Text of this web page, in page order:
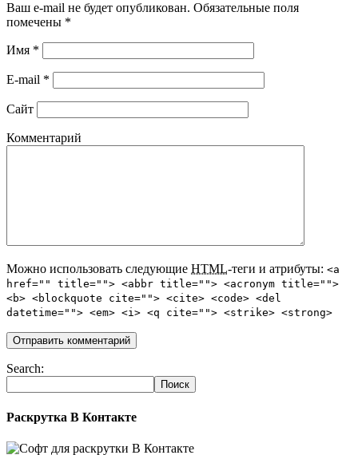
Ваш e-mail не будет опубликован. Обязательные поля
помечены *
Имя *
E-mail *
Сайт
Комментарий
Можно использовать следующие HTML-теги и атрибуты: <a
href="" title=""> <abbr title=""> <acronym title="">
<b> <blockquote cite=""> <cite> <code> <del
datetime=""> <em> <i> <q cite=""> <strike> <strong>
Search:
Раскрутка В Контакте